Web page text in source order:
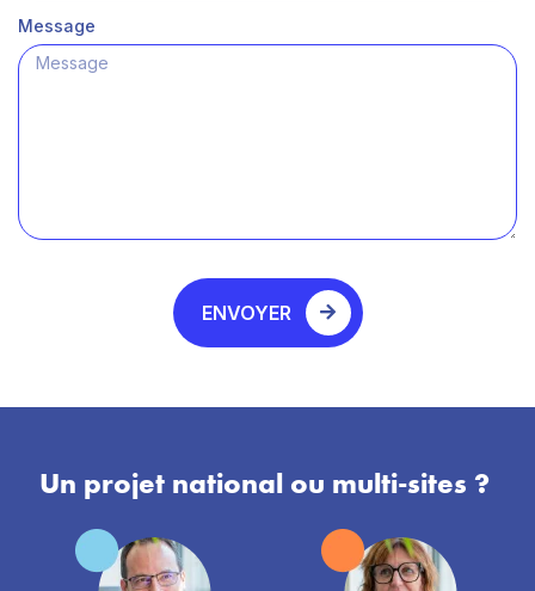
Message
ENVOYER
Un projet national ou multi-sites ?